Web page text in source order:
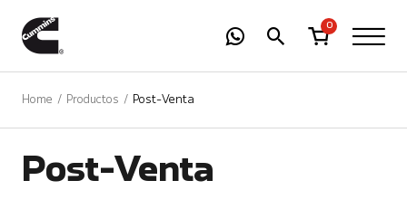
0
Home Productos Post-Venta
Post-Venta